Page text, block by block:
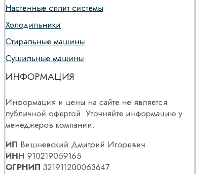
Настенные сплит системы
Холодильники
Стиральные машины
Сушильные машины
ИНФОРМАЦИЯ
Информация и цены на сайте не является
публичной офертой. Уточняйте информацию у
менеджеров компании.
ИП Вишневский Дмитрий Игоревич
ИНН 910219059165
ОГРНИП 321911200063647